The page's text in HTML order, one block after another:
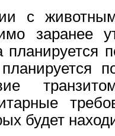
с
заранее
планируется
будет